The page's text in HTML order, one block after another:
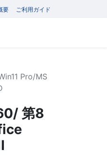
要 ご利用ガイド
Pro/MS
第8